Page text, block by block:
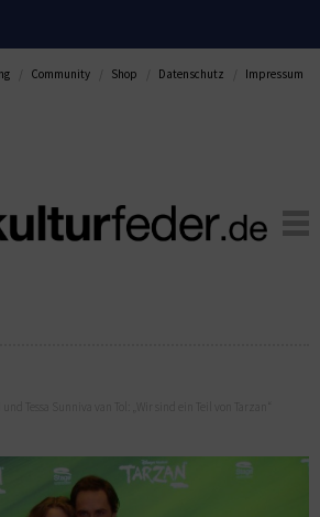
Community Shop Datenschutz Impressum